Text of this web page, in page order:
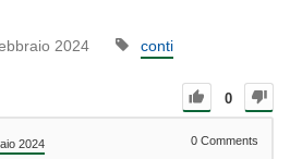
2024 conti
0
2024 0 Comments